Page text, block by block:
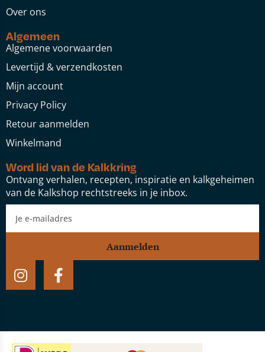
Over ons
Algemeen
Algemene voorwaarden
Levertijd & verzendkosten
Mijn account
Privacy Policy
Retour aanmelden
Winkelmand
Word lid van de Kalkkring
Ontvang verhalen, recepten, inspiratie en kalkgeheimen
van de Kalkshop rechtstreeks in je inbox.
Aanmelden